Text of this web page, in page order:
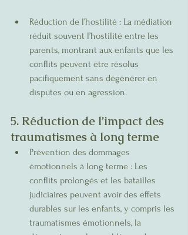
Réduction de l’hostilité : La médiation
réduit souvent l’hostilité entre les
parents, montrant aux enfants que les
conflits peuvent être résolus
pacifiquement sans dégénérer en
disputes ou en agression.
5. Réduction de l’impact des
traumatismes à long terme
Prévention des dommages
émotionnels à long terme : Les
conflits prolongés et les batailles
judiciaires peuvent avoir des effets
durables sur les enfants, y compris les
traumatismes émotionnels, la